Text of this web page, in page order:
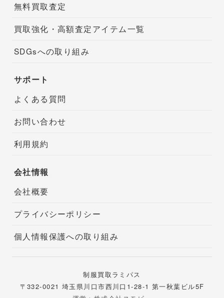
無料買取査定
買取強化・高額査定アイテム一覧
SDGsへの取り組み
サポート
よくある質問
お問い合わせ
利用規約
会社情報
会社概要
プライバシーポリシー
個人情報保護への取り組み
制服買取ラミパス
〒332-0021 埼玉県川口市西川口1-28-1 第一秋葉ビル5F